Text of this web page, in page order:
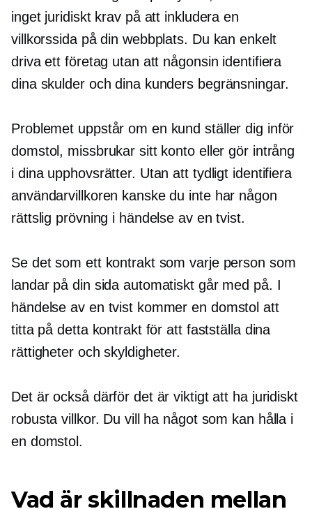
inget juridiskt krav på att inkludera en
villkorssida på din webbplats. Du kan enkelt
driva ett företag utan att någonsin identifiera
dina skulder och dina kunders begränsningar.
Problemet uppstår om en kund ställer dig inför
domstol, missbrukar sitt konto eller gör intrång
i dina upphovsrätter. Utan att tydligt identifiera
användarvillkoren kanske du inte har någon
rättslig prövning i händelse av en tvist.
Se det som ett kontrakt som varje person som
landar på din sida automatiskt går med på. I
händelse av en tvist kommer en domstol att
titta på detta kontrakt för att fastställa dina
rättigheter och skyldigheter.
Det är också därför det är viktigt att ha juridiskt
robusta villkor. Du vill ha något som kan hålla i
en domstol.
Vad är skillnaden mellan